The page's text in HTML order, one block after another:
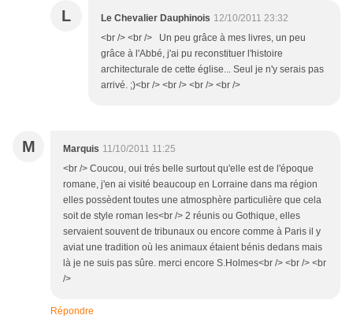
L Le Chevalier Dauphinois 12/10/2011 23:32
<br /> <br /> Un peu grâce à mes livres, un peu
grâce à l'Abbé, j'ai pu reconstituer l'histoire
architecturale de cette église... Seul je n'y serais pas
arrivé. ;)<br /> <br /> <br /> <br />
M Marquis 11/10/2011 11:25
<br /> Coucou, oui trés belle surtout qu'elle est de l'époque
romane, j'en ai visité beaucoup en Lorraine dans ma région
elles possèdent toutes une atmosphère particulière que cela
soit de style roman les<br /> 2 réunis ou Gothique, elles
servaient souvent de tribunaux ou encore comme à Paris il y
aviat une tradition où les animaux étaient bénis dedans mais
là je ne suis pas sûre. merci encore S.Holmes<br /> <br /> <br
/>
Répondre